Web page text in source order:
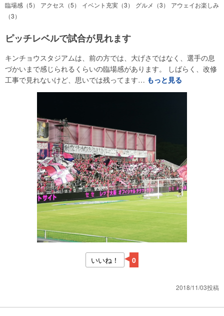
臨場感（5） アクセス（5） イベント充実（3） グルメ（3）
アウェイお楽しみ
（3）
ピッチレベルで試合が見れます
キンチョウスタジアムは、前の方では、大げさではなく、選手の息
づかいまで感じられるくらいの臨場感があります。 しばらく、改修
工事で見れないけど、思いでは残ってます… もっと見る
いいね！ 0
2018/11/03投稿